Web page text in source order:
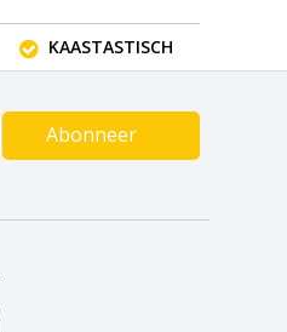
KAASTASTISCH
Abonneer